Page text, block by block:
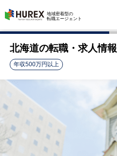
HUREX
地域密着型の
転職エージェント
北海道の転職・求人情報
年収500万円以上